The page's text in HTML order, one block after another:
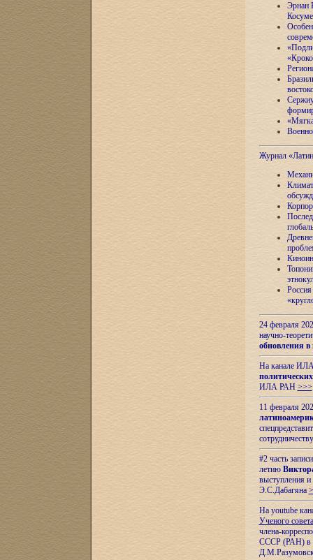
Эрнан
Журнал
24 февраля
научно-
обновления в
На канале
ИЛА РАН >>>
11 февраля
#2 часть
летию
выступления
Э.С.Дабагяна
На youtube
Ученого
члена-
СССР (РАН) в